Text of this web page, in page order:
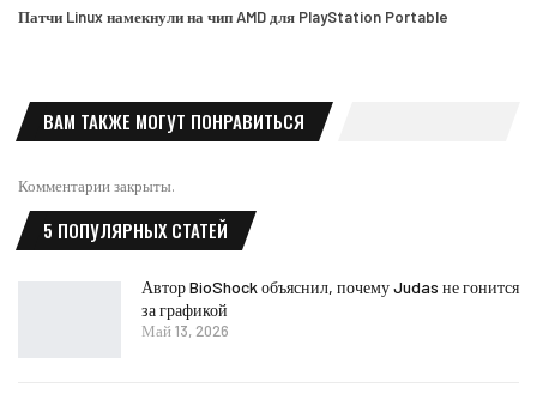
Патчи Linux намекнули на чип AMD для PlayStation Portable
ВАМ ТАКЖЕ МОГУТ ПОНРАВИТЬСЯ
Комментарии закрыты.
5 ПОПУЛЯРНЫХ СТАТЕЙ
Автор BioShock объяснил, почему Judas не гонится
за графикой
Май 13, 2026